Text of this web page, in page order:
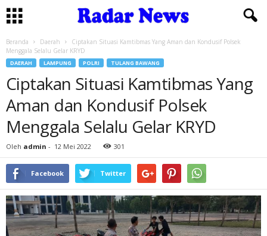
Beranda Daerah
Ciptakan Situasi Kamtibmas Yang Aman dan Kondusif Polsek
Menggala Selalu Gelar KRYD
DAERAH LAMPUNG POLRI TULANG BAWANG
Ciptakan Situasi Kamtibmas Yang
Aman dan Kondusif Polsek
Menggala Selalu Gelar KRYD
Oleh admin - 12 Mei 2022 301
Facebook Twitter